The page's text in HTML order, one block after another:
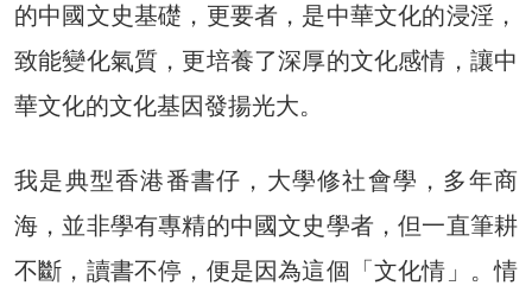
的中國文史基礎，更要者，是中華文化的浸淫，
致能變化氣質，更培養了深厚的文化感情，讓中
華文化的文化基因發揚光大。
我是典型香港番書仔，大學修社會學，多年商
海，並非學有專精的中國文史學者，但一直筆耕
不斷，讀書不停，便是因為這個「文化情」。情